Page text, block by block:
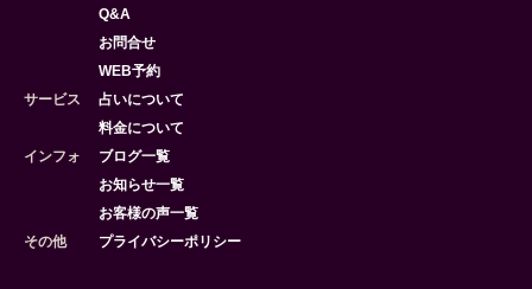
Q&A
お問合せ
WEB予約
サービス
占いについて
料金について
インフォ
ブログ一覧
お知らせ一覧
お客様の声一覧
その他
プライバシーポリシー